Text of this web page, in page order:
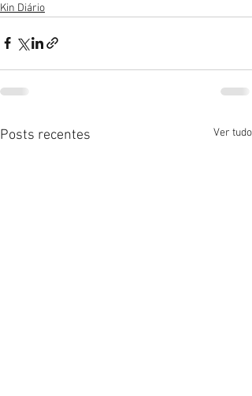
Kin Diário
Posts recentes Ver tudo